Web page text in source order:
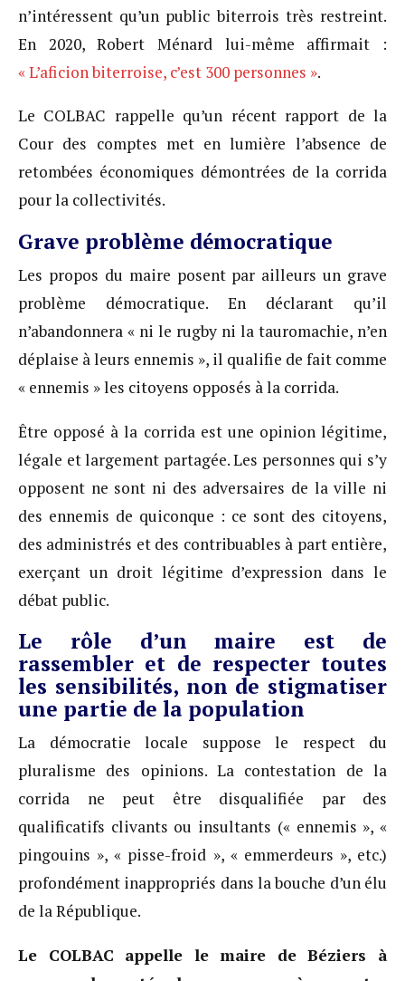
n’intéressent qu’un public biterrois très restreint.
En 2020, Robert Ménard lui-même affirmait :
« L’aficion biterroise, c’est 300 personnes ».
Le COLBAC rappelle qu’un récent rapport de la
Cour des comptes met en lumière l’absence de
retombées économiques démontrées de la corrida
pour la collectivités.
Grave problème démocratique
Les propos du maire posent par ailleurs un grave
problème démocratique. En déclarant qu’il
n’abandonnera « ni le rugby ni la tauromachie, n’en
déplaise à leurs ennemis », il qualifie de fait comme
« ennemis » les citoyens opposés à la corrida.
Être opposé à la corrida est une opinion légitime,
légale et largement partagée. Les personnes qui s’y
opposent ne sont ni des adversaires de la ville ni
des ennemis de quiconque : ce sont des citoyens,
des administrés et des contribuables à part entière,
exerçant un droit légitime d’expression dans le
débat public.
Le rôle d’un maire est de
rassembler et de respecter toutes
les sensibilités, non de stigmatiser
une partie de la population
La démocratie locale suppose le respect du
pluralisme des opinions. La contestation de la
corrida ne peut être disqualifiée par des
qualificatifs clivants ou insultants (« ennemis », «
pingouins », « pisse-froid », « emmerdeurs », etc.)
profondément inappropriés dans la bouche d’un élu
de la République.
Le COLBAC appelle le maire de Béziers à